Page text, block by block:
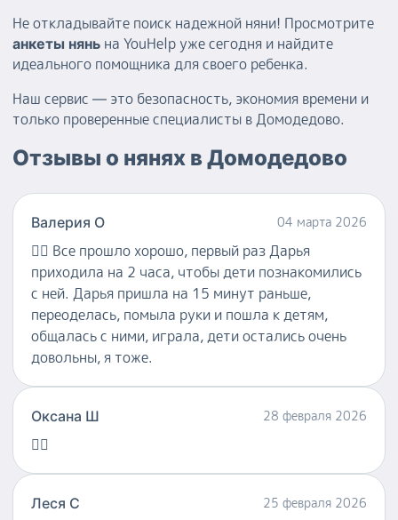
Не откладывайте поиск надежной няни! Просмотрите
анкеты нянь на YouHelp уже сегодня и найдите
идеального помощника для своего ребенка.
Наш сервис — это безопасность, экономия времени и
только проверенные специалисты в Домодедово.
Отзывы о нянях вДомодедово
Валерия О 04 марта 2026
👍🏻 Все прошло хорошо, первый раз Дарья
приходила на 2 часа, чтобы дети познакомились
с ней. Дарья пришла на 15 минут раньше,
переоделась, помыла руки и пошла к детям,
общалась с ними, играла, дети остались очень
довольны, я тоже.
Оксана Ш 28 февраля 2026
👍🏻
Леся С 25 февраля 2026